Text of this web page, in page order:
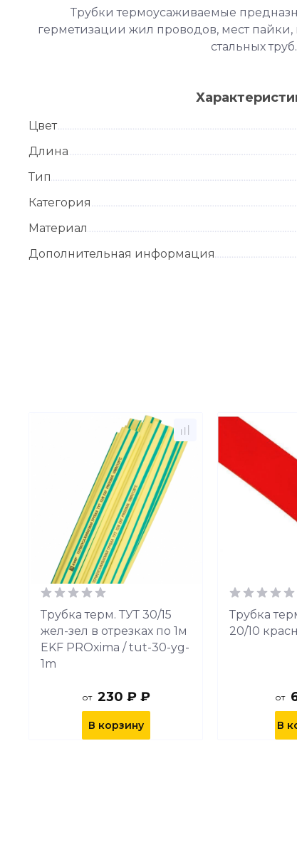
Трубки термоусаживаемые
герметизации жил проводов, мест
стальных труб.
Цвет
Длина
Тип
Категория
Материал
Дополнительная информация
Трубка терм. ТУТ 30/15
жел-зел в отрезках по 1м
EKF PROxima / tut-30-yg-
1m
от 230 ₽ ₽
В корзину
Трубка
20/10
от
В